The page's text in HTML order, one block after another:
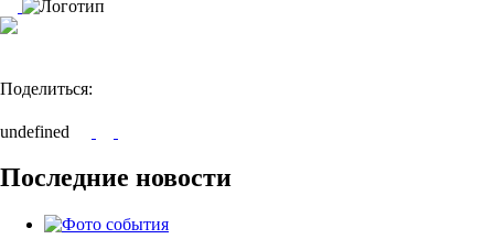
Поделиться:
undefined
Последние новости